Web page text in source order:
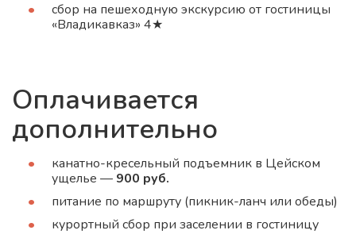
сбор на пешеходную экскурсию от гостиницы
«Владикавказ» 4★
Оплачивается
дополнительно
канатно-кресельный подъемник в Цейском
ущелье — 900 руб.
питание по маршруту (пикник-ланч или обеды)
курортный сбор при заселении в гостиницу